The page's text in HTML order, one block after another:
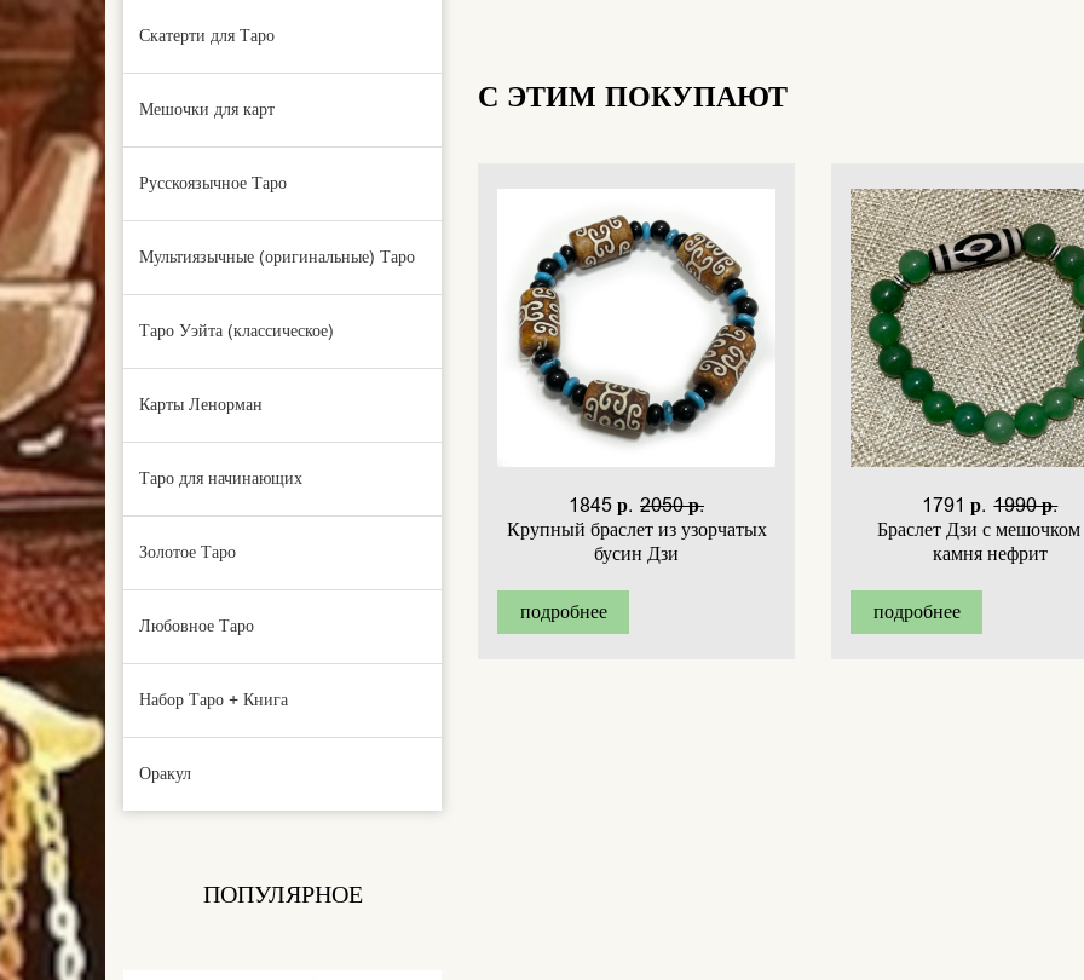
Скатерти для Таро
Мешочки для карт
Русскоязычное Таро
Мультиязычные (оригинальные) Таро
Таро Уэйта (классическое)
Карты Ленорман
Таро для начинающих
Золотое Таро
Любовное Таро
Набор Таро + Книга
Оракул
ПОПУЛЯРНОЕ
С ЭТИМ ПОКУПАЮТ
1845 р. 2050 р.
Крупный браслет из узорчатых
бусин Дзи
подробнее
1791 р.1990 р.
Браслет Дзи с мешочком
камня нефрит
подробнее